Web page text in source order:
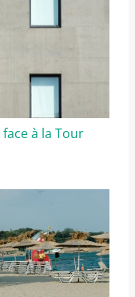
à la Tour